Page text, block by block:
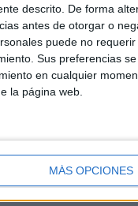
descrito. De forma
antes de otorgar o
puede no
Sus preferencias
en cualquier
la página web.
MÁS OPCIONES
de los
en el Salón del
en su calidad de